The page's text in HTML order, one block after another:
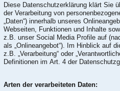
Diese Datenschutzerklärung klärt Sie
der Verarbeitung von
„Daten“) innerhalb unseres
Webseiten, Funktionen und Inhalte
z.B. unser Social Media Profile auf
als „Onlineangebot“). Im Hinblick auf
z.B. „Verarbeitung“ oder
Definitionen im Art. 4 der
Arten der verarbeiteten Daten: